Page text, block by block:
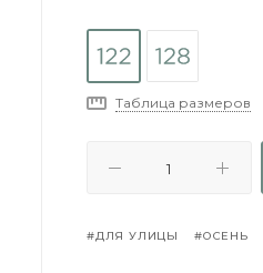
Таблица размеров
#ДЛЯ УЛИЦЫ #ОСЕНЬ